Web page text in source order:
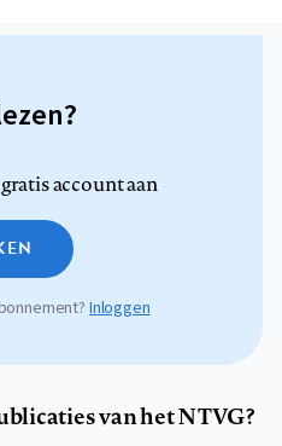
account aan
Inloggen
van het NTVG?